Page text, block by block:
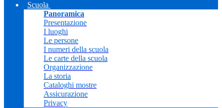
Scuola
Panoramica
Presentazione
I luoghi
Le persone
I numeri della scuola
Le carte della scuola
Organizzazione
La storia
Cataloghi mostre
Assicurazione
Privacy